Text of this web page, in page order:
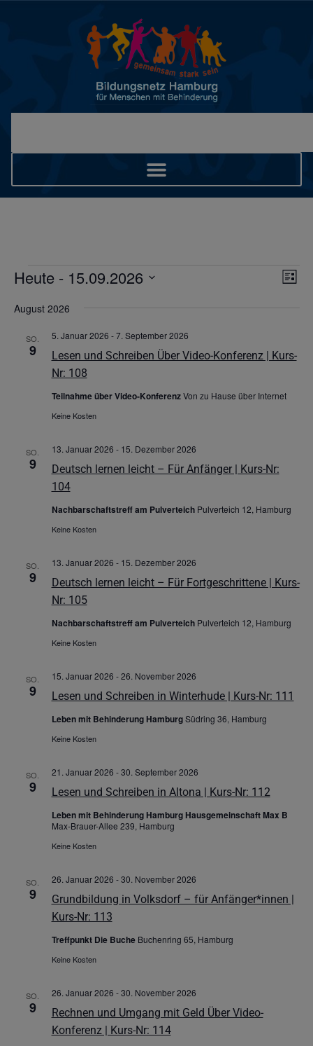
Liste
Heute - 15.09.2026
wählen.
August 2026
SO.
9
Lesen und Schreiben Über Video-Konferenz | Kurs-
Nr: 108
5. Januar 2026 -7. September 2026
Teilnahme über Video-KonferenzVon zu Hause über Internet
Keine Kosten
SO.
9
Deutsch lernen leicht – Für Anfänger | Kurs-Nr:
104
13. Januar 2026 - 15. Dezember 2026
Nachbarschaftstreff am Pulverteich Pulverteich 12, Hamburg
Keine Kosten
SO.
9
Deutsch lernen leicht – Für Fortgeschrittene | Kurs-
Nr: 105
13. Januar 2026 - 15. Dezember 2026
Nachbarschaftstreff am Pulverteich Pulverteich 12, Hamburg
Keine Kosten
SO.
9 Lesen und Schreiben in Winterhude | Kurs-Nr: 111
15. Januar 2026 -26. November 2026
Leben mit Behinderung HamburgSüdring 36, Hamburg
Keine Kosten
SO.
9 Lesen und Schreiben in Altona | Kurs-Nr: 112
21. Januar 2026 -30. September 2026
Leben mit Behinderung Hamburg Hausgemeinschaft Max B
Max-Brauer-Allee 239, Hamburg
Keine Kosten
SO.
9
Grundbildung in Volksdorf – für Anfänger*innen |
Kurs-Nr: 113
26. Januar 2026 -30. November 2026
Treffpunkt Die Buche Buchenring 65, Hamburg
Keine Kosten
SO.
9
Rechnen und Umgang mit Geld Über Video-
Konferenz | Kurs-Nr: 114
26. Januar 2026 -30. November 2026